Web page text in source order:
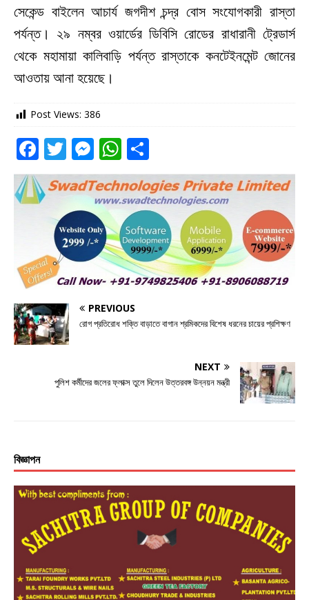
সেকেন্ড বাইলেন আচার্য জগদীশ চন্দ্র বোস সংযোগকারী রাস্তা
পর্যন্ত। ২৯ নম্বর ওয়ার্ডের ডিবিসি রোডের রাধারানী ট্রেডার্স
থেকে মহামায়া কালিবাড়ি পর্যন্ত রাস্তাকে কনটেইনমেন্ট জোনের
আওতায় আনা হয়েছে।
Post Views: 386
F
a
c
e
o
o
k
T
w
it
te
r
M
e
ss
e
n
g
e
r
W
h
at
s
A
p
p
h
ar
e
PREVIOUS
রোগ প্রতিরোধ শক্তি বাড়াতে বাগান শ্রমিকদের বিশেষ ধরনের চায়ের প্রশিক্ষণ
NEXT
পুলিশ কর্মীদের জলের ফ্লাক্স তুলে দিলেন উত্তরবঙ্গ উন্নয়ন মন্ত্রী
বিজ্ঞাপন